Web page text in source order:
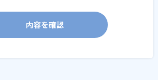
内容を確認